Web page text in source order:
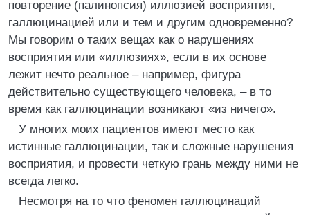
повторение (палинопсия) иллюзией восприятия,
галлюцинацией или и тем и другим одновременно?
Мы говорим о таких вещах как о нарушениях
восприятия или «иллюзиях», если в их основе
лежит нечто реальное – например, фигура
действительно существующего человека, – в то
время как галлюцинации возникают «из ничего».
У многих моих пациентов имеют место как
истинные галлюцинации, так и сложные нарушения
восприятия, и провести четкую грань между ними не
всегда легко.
Несмотря на то что феномен галлюцинаций